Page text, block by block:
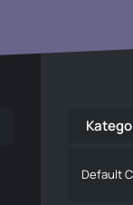
Default